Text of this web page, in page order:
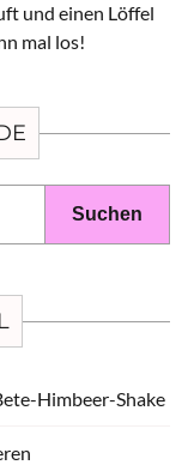
und einen Löffel
mal los!
Himbeer-Shake